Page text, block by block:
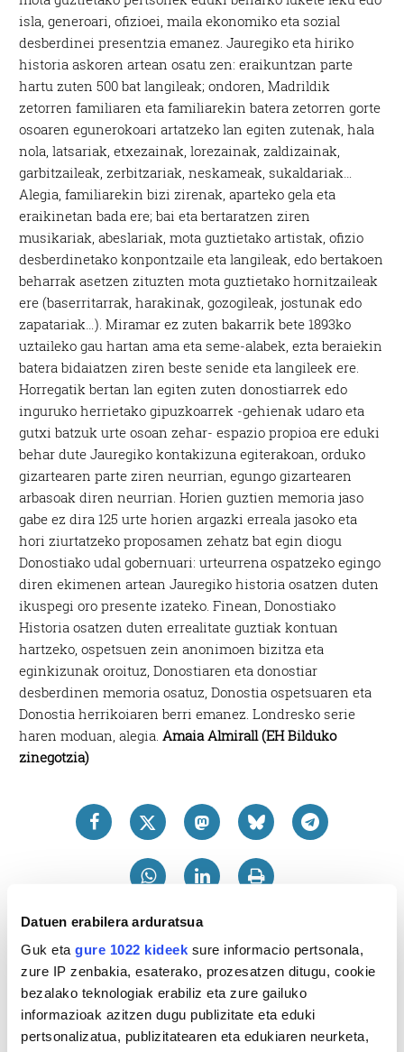
Datuen erabilera arduratsua
Guk eta gure 1022 kideek sure informacio pertsonala,
zure IP zenbakia, esaterako, prozesatzen ditugu, cookie
bezalako teknologiak erabiliz eta zure gailuko
informazioak azitzen dugu publizitate eta eduki
pertsonalizatua, publizitatearen eta edukiaren neurketa,
isla, generoari, ofizioei, maila ekonomiko eta sozial
desberdinei presentzia emanez. Jauregiko eta hiriko
historia askoren artean osatu zen: eraikuntzan parte
hartu zuten 500 bat langileak; ondoren, Madrildik
zetorren familiaren eta familiarekin batera zetorren gorte
osoaren egunerokoari artatzeko lan egiten zutenak, hala
nola, latsariak, etxezainak, lorezainak, zaldizainak,
garbitzaileak, zerbitzariak, neskameak, sukaldariak…
Alegia, familiarekin bizi zirenak, aparteko gela eta
eraikinetan bada ere; bai eta bertaratzen ziren
musikariak, abeslariak, mota guztietako artistak, ofizio
desberdinetako konpontzaile eta langileak, edo bertakoen
beharrak asetzen zituzten mota guztietako hornitzaileak
ere (baserritarrak, harakinak, gozogileak, jostunak edo
zapatariak…). Miramar ez zuten bakarrik bete 1893ko
uztaileko gau hartan ama eta seme-alabek, ezta beraiekin
batera bidaiatzen ziren beste senide eta langileek ere.
Horregatik bertan lan egiten zuten donostiarrek edo
inguruko herrietako gipuzkoarrek -gehienak udaro eta
gutxi batzuk urte osoan zehar- espazio propioa ere eduki
behar dute Jauregiko kontakizuna egiterakoan, orduko
gizartearen parte ziren neurrian, egungo gizartearen
arbasoak diren neurrian. Horien guztien memoria jaso
gabe ez dira 125 urte horien argazki erreala jasoko eta
hori ziurtatzeko proposamen zehatz bat egin diogu
Donostiako udal gobernuari: urteurrena ospatzeko egingo
diren ekimenen artean Jauregiko historia osatzen duten
ikuspegi oro presente izateko. Finean, Donostiako
Historia osatzen duten errealitate guztiak kontuan
hartzeko, ospetsuen zein anonimoen bizitza eta
eginkizunak oroituz, Donostiaren eta donostiar
desberdinen memoria osatuz, Donostia ospetsuaren eta
Donostia herrikoiaren berri emanez. Londresko serie
haren moduan, alegia.Amaia Almirall (EH Bilduko
zinegotzia)